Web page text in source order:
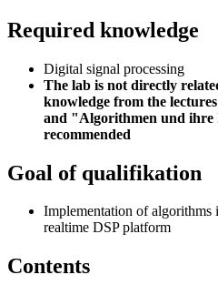
Required knowledge
Digital signal processing
The lab is not directly
knowledge from the
and "Algorithmen und ihre
recommended
Goal of qualifikation
Implementation of algorithms
realtime DSP platform
Contents